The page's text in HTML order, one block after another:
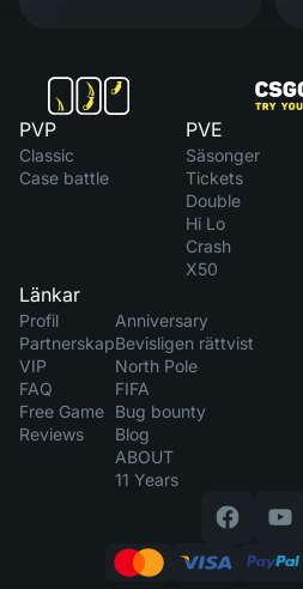
PVP
Classic
Case battle
PVE
Säsonger
Tickets
Double
Hi Lo
Crash
X50
Länkar
Profil
Partnerskap
VIP
FAQ
Free Game
Reviews
Anniversary
Bevisligen rättvist
North Pole
FIFA
Bug bounty
Blog
ABOUT
11 Years